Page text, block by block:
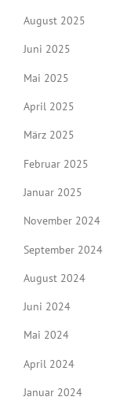
August 2025
Juni 2025
Mai 2025
April 2025
März 2025
Februar 2025
Januar 2025
November 2024
September 2024
August 2024
Juni 2024
Mai 2024
April 2024
Januar 2024